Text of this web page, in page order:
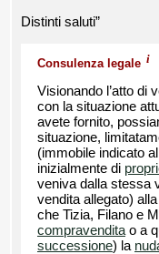
Distinti saluti”
Consulenza legale i
Visionando l’atto di
con la situazione
avete fornito,
situazione,
(immobile indicato
inizialmente di
veniva dalla stessa
vendita allegato)
che Tizia, Filano e
compravenditao a
successione) la